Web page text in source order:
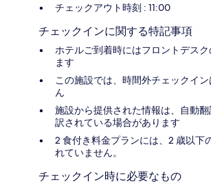
チェックアウト時刻 : 11:00
チェックインに関する特記事項
ホテルご到着時にはフロントデス
ます
この施設では、時間外チェックイ
ん
施設から提供された情報は、自動
訳されている場合があります
2 食付き料金プランには、2 歳以下
れていません。
チェックイン時に必要なもの